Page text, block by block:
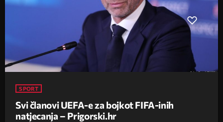
SPORT
Svi članovi UEFA-e za bojkot FIFA-inih
natjecanja – Prigorski.hr